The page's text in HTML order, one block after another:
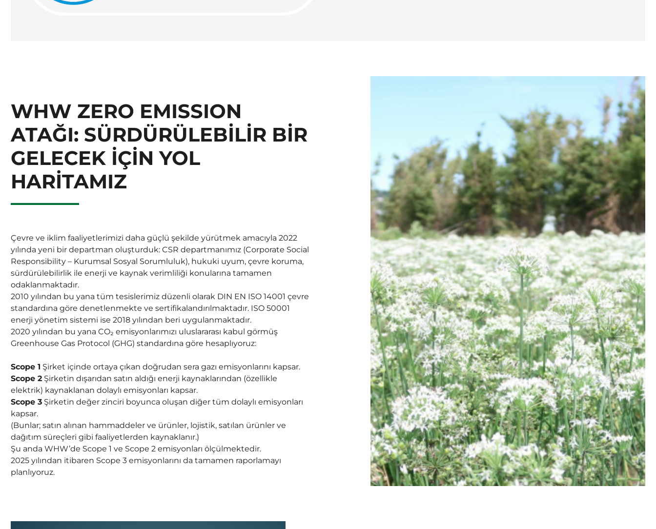
WHW ZERO EMISSION
ATAĞI: SÜRDÜRÜLEBİLİR BİR
GELECEK İÇİN YOL
HARİTAMIZ
Çevre ve iklim faaliyetlerimizi daha güçlü şekilde yürütmek amacıyla 2022
yılında yeni bir departman oluşturduk: CSR departmanımız (Corporate Social
Responsibility – Kurumsal Sosyal Sorumluluk), hukuki uyum, çevre koruma,
sürdürülebilirlik ile enerji ve kaynak verimliliği konularına tamamen
odaklanmaktadır.
2010 yılından bu yana tüm tesislerimiz düzenli olarak DIN EN ISO 14001 çevre
standardına göre denetlenmekte ve sertifikalandırılmaktadır. ISO 50001
enerji yönetim sistemi ise 2018 yılından beri uygulanmaktadır.
2020 yılından bu yana CO₂ emisyonlarımızı uluslararası kabul görmüş
Greenhouse Gas Protocol (GHG) standardına göre hesaplıyoruz:
Scope 1 Şirket içinde ortaya çıkan doğrudan sera gazı emisyonlarını kapsar.
Scope 2 Şirketin dışarıdan satın aldığı enerji kaynaklarından (özellikle
elektrik) kaynaklanan dolaylı emisyonları kapsar.
Scope 3 Şirketin değer zinciri boyunca oluşan diğer tüm dolaylı emisyonları
kapsar.
(Bunlar; satın alınan hammaddeler ve ürünler, lojistik, satılan ürünler ve
dağıtım süreçleri gibi faaliyetlerden kaynaklanır.)
Şu anda WHW’de Scope 1 ve Scope 2 emisyonları ölçülmektedir.
2025 yılından itibaren Scope 3 emisyonlarını da tamamen raporlamayı
planlıyoruz.